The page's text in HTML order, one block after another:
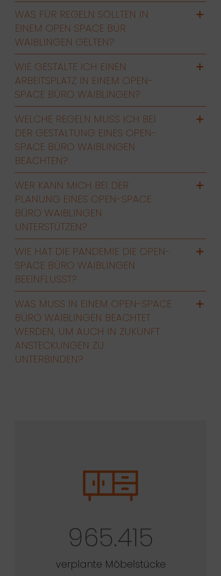
WAS FÜR REGELN SOLLTEN IN
EINEM OPEN SPACE BÜR
WAIBLINGEN GELTEN?
WIE GESTALTE ICH EINEN
ARBEITSPLATZ IN EINEM OPEN-
SPACE BÜRO WAIBLINGEN?
WELCHE REGELN MUSS ICH BEI
DER GESTALTUNG EINES OPEN-
SPACE BÜRO WAIBLINGEN
BEACHTEN?
WER KANN MICH BEI DER
PLANUNG EINES OPEN-SPACE
BÜRO WAIBLINGEN
UNTERSTÜTZEN?
WIE HAT DIE PANDEMIE DIE OPEN-
SPACE BÜRO WAIBLINGEN
BEEINFLUSST?
WAS MUSS IN EINEM OPEN-SPACE
BÜRO WAIBLINGEN BEACHTET
WERDEN, UM AUCH IN ZUKUNFT
ANSTECKUNGEN ZU
UNTERBINDEN?
965.415
verplante Möbelstücke